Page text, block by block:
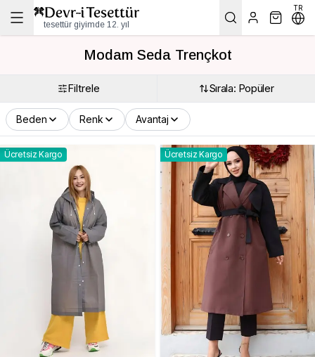
tesettür giyimde 12. yıl
TR
Modam Seda Trençkot
Filtrele Sırala: Popüler
Beden Renk Avantaj
Ücretsiz Kargo Ücretsiz Kargo